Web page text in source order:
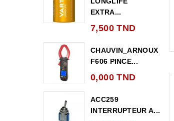
EXTRA...
7,500 TND
CHAUVIN_ARNOUX
F606 PINCE...
0,000 TND
ACC259
INTERRUPTEUR A...